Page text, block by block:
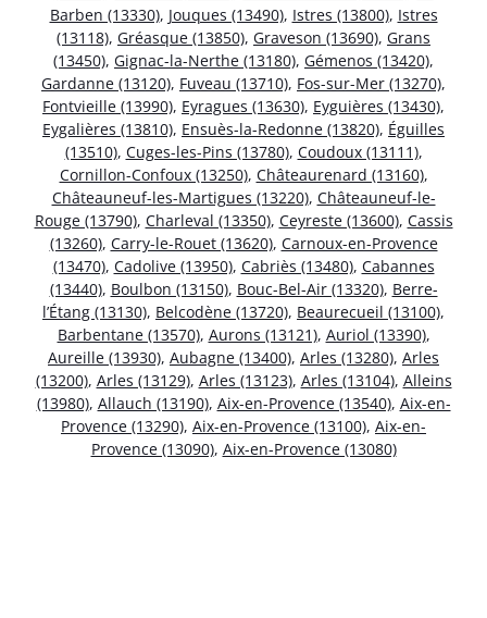
Barben (13330), Jouques (13490), Istres (13800), Istres
(13118), Gréasque (13850), Graveson (13690), Grans
(13450), Gignac-la-Nerthe (13180), Gémenos (13420),
Gardanne (13120), Fuveau (13710), Fos-sur-Mer (13270),
Fontvieille (13990), Eyragues (13630), Eyguières (13430),
Eygalières (13810), Ensuès-la-Redonne (13820), Éguilles
(13510), Cuges-les-Pins (13780), Coudoux (13111),
Cornillon-Confoux (13250), Châteaurenard (13160),
Châteauneuf-les-Martigues (13220), Châteauneuf-le-
Rouge (13790), Charleval (13350), Ceyreste (13600), Cassis
(13260), Carry-le-Rouet (13620), Carnoux-en-Provence
(13470), Cadolive (13950), Cabriès (13480), Cabannes
(13440), Boulbon (13150), Bouc-Bel-Air (13320), Berre-
l’Étang (13130), Belcodène (13720), Beaurecueil (13100),
Barbentane (13570), Aurons (13121), Auriol (13390),
Aureille (13930), Aubagne (13400), Arles (13280), Arles
(13200), Arles (13129), Arles (13123), Arles (13104), Alleins
(13980), Allauch (13190), Aix-en-Provence (13540), Aix-en-
Provence (13290), Aix-en-Provence (13100), Aix-en-
Provence (13090), Aix-en-Provence (13080)